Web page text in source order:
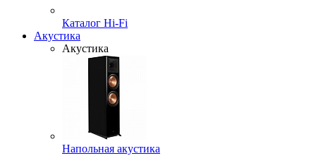
Каталог Hi-Fi
Акустика
Акустика
Напольная акустика